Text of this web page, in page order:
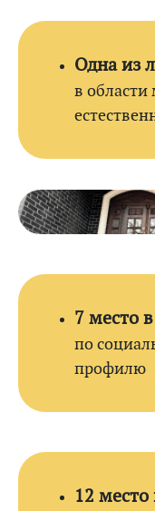
Одна из
в
7 место
по
профилю
12 место